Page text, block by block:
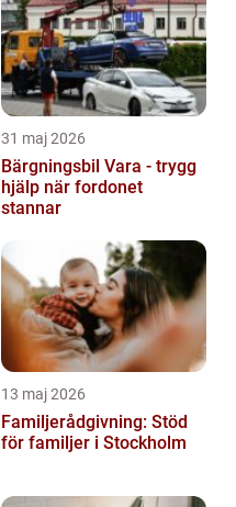
31 maj 2026
Bärgningsbil Vara - trygg
hjälp när fordonet
stannar
13 maj 2026
Familjerådgivning: Stöd
för familjer i Stockholm